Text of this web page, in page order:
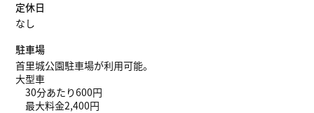
定休日
なし
駐車場
首里城公園駐車場が利用可能。
大型車
30分あたり600円
最大料金2,400円